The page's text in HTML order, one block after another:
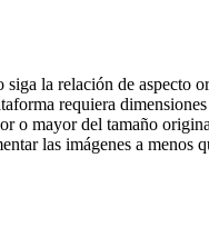
siga la relación de aspecto
requiera
o mayor del tamaño
las imágenes a menos